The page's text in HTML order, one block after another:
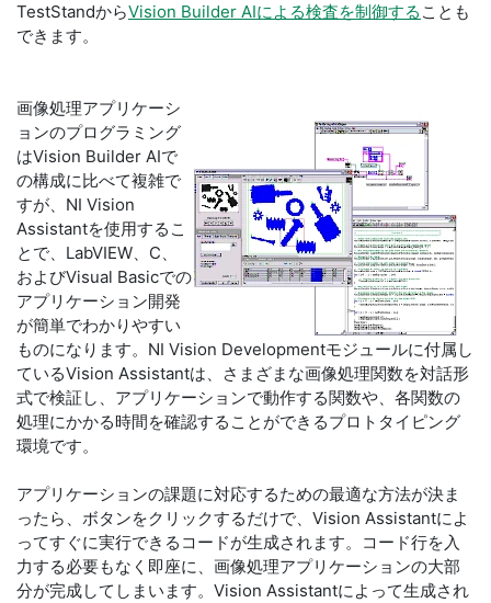
TestStandからVision Builder AIによる検査を制御する ことも
できます。
画像処理アプリケーシ
ョンのプログラミング
はVision Builder AIで
の構成に比べて複雑で
すが、NI Vision
Assistantを使用するこ
とで、LabVIEW、C、
およびVisual Basicでの
アプリケーション開発
が簡単でわかりやすい
ものになります。NI Vision Developmentモジュールに付属し
ているVision Assistantは、さまざまな画像処理関数を対話形
式で検証し、アプリケーションで動作する関数や、各関数の
処理にかかる時間を確認することができるプロトタイピング
環境です。
アプリケーションの課題に対応するための最適な方法が決ま
ったら、ボタンをクリックするだけで、Vision Assistantによ
ってすぐに実行できるコードが生成されます。コード行を入
力する必要もなく即座に、画像処理アプリケーションの大部
分が完成してしまいます。Vision Assistantによって生成され